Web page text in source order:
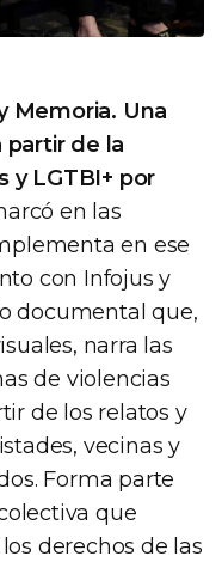
Memoria. Una
de la
y LGTBI+ por
en las
en ese
con Infojus y
documental que,
narra las
de violencias
de los relatos y
vecinas y
Forma parte
que
derechos de las